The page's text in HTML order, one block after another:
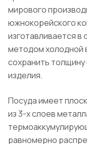
мирового
южнокорейского
изготавливается
методом холодной
сохранить толщину
изделия.
Посуда имеет
из 3-х слоев
равномерно